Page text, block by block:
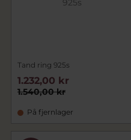
Tand ring 925s
1.540,00 kr
1.232,00 kr
På fjernlager